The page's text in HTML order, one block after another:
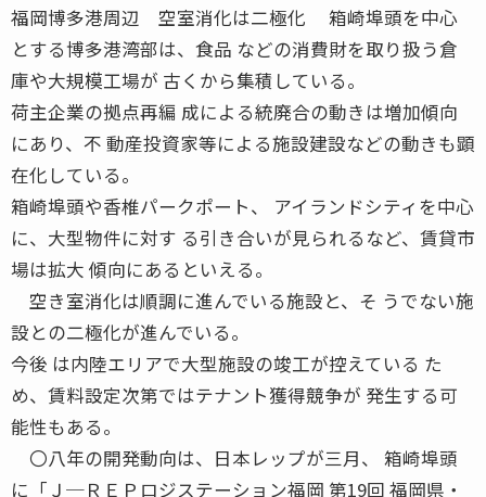
福岡博多港周辺 空室消化は二極化 箱崎埠頭を中心
とする博多港湾部は、食品 などの消費財を取り扱う倉
庫や大規模工場が 古くから集積している。
荷主企業の拠点再編 成による統廃合の動きは増加傾向
にあり、不 動産投資家等による施設建設などの動きも顕
在化している。
箱崎埠頭や香椎パークポート、 アイランドシティを中心
に、大型物件に対す る引き合いが見られるなど、賃貸市
場は拡大 傾向にあるといえる。
空き室消化は順調に進んでいる施設と、そ うでない施
設との二極化が進んでいる。
今後 は内陸エリアで大型施設の竣工が控えている た
め、賃料設定次第ではテナント獲得競争が 発生する可
能性もある。
〇八年の開発動向は、日本レップが三月、 箱崎埠頭
に「Ｊ─ＲＥＰロジステーション福岡 第19回 福岡県・